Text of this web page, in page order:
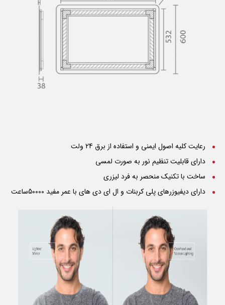
رعایت کلیه اصول ایمنی و استفاده از برق 24 ولت
دارای قابلیت تنظیم نور به صورت لمسی
ساخت با تکنیک منحصر به فرد لیزری
دارای دیفیوزرهای پلی کربنات و ال ای دی های با عمر مفید 50000ساعت